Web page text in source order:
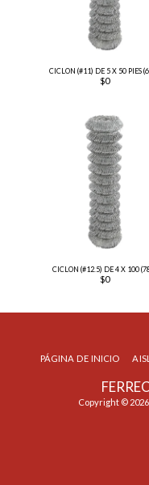
CICLON (#11) DE 5 X 50 PIES
$0
CICLON (#12.5) DE 4 X 100
$0
Copyright ©
PÁGINA DE INICIO